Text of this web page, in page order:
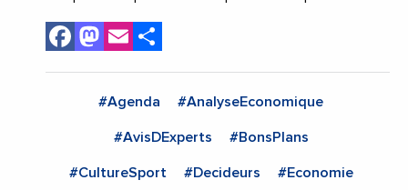
Facebook
Mastodon
Email
#Agenda #AnalyseEconomique
#AvisDExperts #BonsPlans
#CultureSport #Decideurs #Economie